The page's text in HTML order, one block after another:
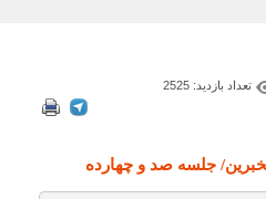
تعداد بازدید: 2525
جلسه صد و چهارده